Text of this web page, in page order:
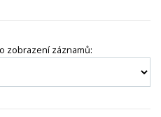
zobrazení záznamů: